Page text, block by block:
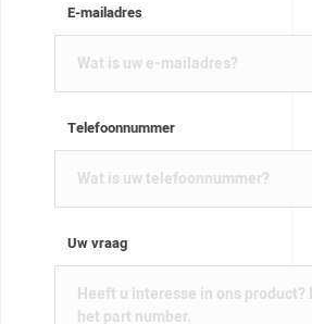
E-mailadres
Telefoonnummer
Uw vraag